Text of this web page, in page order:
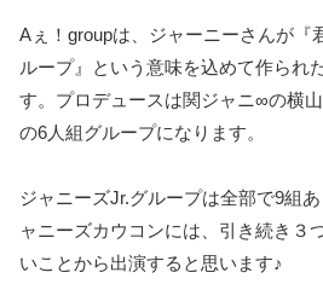
Aぇ！groupは、ジャーニーさんが『
ループ』という意味を込めて作られ
す。プロデュースは関ジャニ∞の横
の6人組グループになります。
ジャニーズJr.グループは全部で9組
ャニーズカウコンには、引き続き３
いことから出演すると思います♪